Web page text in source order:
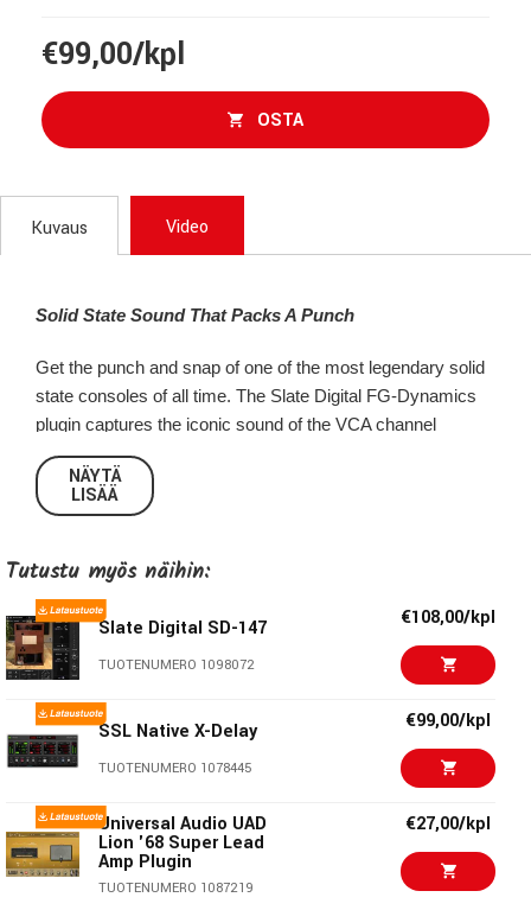
€99,00/kpl
OSTA
Kuvaus Video
Solid State Sound That Packs A Punch
Get the punch and snap of one of the most legendary solid
state consoles of all time. The Slate Digital FG-Dynamics
plugin captures the iconic sound of the VCA channel
dynamics section featured on countless hit albums from the
1980s right up to today. FG-Dynamics packs a ton of power
into one easy-to-use package.
Features:
MIX IT UP
The mix knob is your new best friend. Rather than rely on a
compression, meaning warmer tones and crispier drums.
HEARING IS BELIEVING
Unlike most compressors, FG-Dynamics adjusts your
makeup gain automatically,
so you can hear the tiniest
changes in character with each adjustment.
NÄYTÄ
LISÄÄ
Tutustu myös näihin:
Slate Digital SD-147
TUOTENUMERO 1098072
€108,00/kpl
SSL Native X-Delay
TUOTENUMERO 1078445
€99,00/kpl
Universal Audio UAD
Lion '68 Super Lead
Amp Plugin
TUOTENUMERO 1087219
€27,00/kpl